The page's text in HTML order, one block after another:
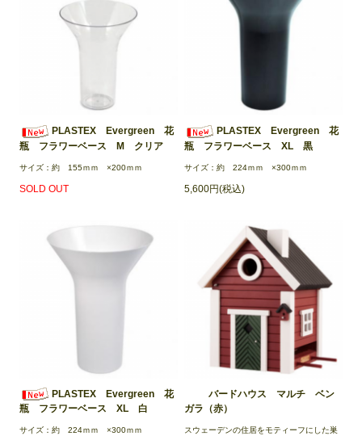
PLASTEX Evergreen 花
瓶 フラワーベース M クリア
サイズ：約 155ｍｍ ×200ｍｍ
SOLD OUT
PLASTEX Evergreen 花
瓶 フラワーベース XL 黒
サイズ：約 224ｍｍ ×300ｍｍ
5,600円(税込)
PLASTEX Evergreen 花
瓶 フラワーベース XL 白
サイズ：約 224ｍｍ ×300ｍｍ
バードハウス マルチ ベン
ガラ（赤）
スウェーデンの住居をモティーフにした巣